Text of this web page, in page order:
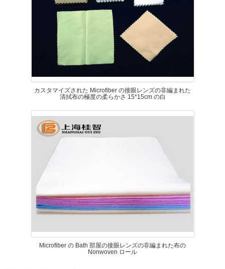
カスタマイズされた Microfiber の接眼レンズの非編まれた
清拭布の極度の柔らかさ 15*15cm の白
Microfiber の Bath 部屋の接眼レンズの非編まれた布の
Nonwoven ロール